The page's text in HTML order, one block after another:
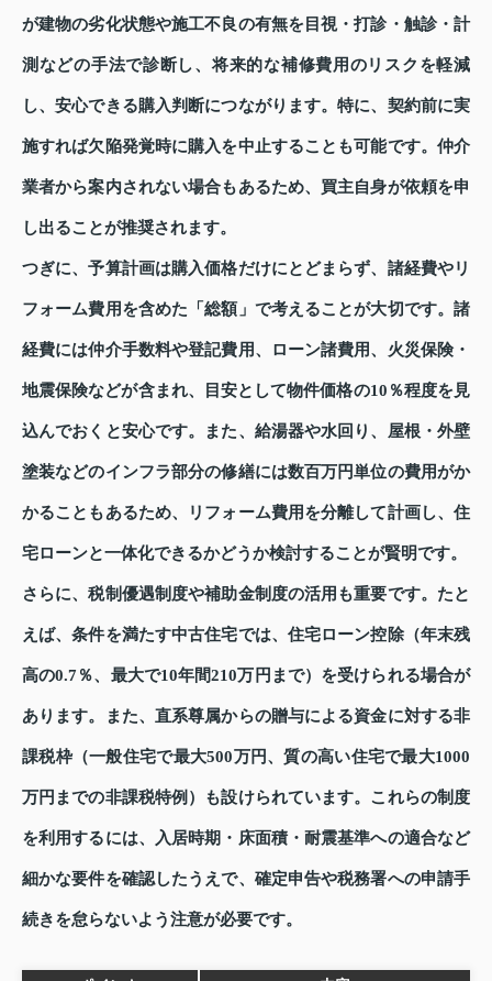
が建物の劣化状態や施工不良の有無を目視・打診・触診・計
測などの手法で診断し、将来的な補修費用のリスクを軽減
し、安心できる購入判断につながります。特に、契約前に実
施すれば欠陥発覚時に購入を中止することも可能です。仲介
業者から案内されない場合もあるため、買主自身が依頼を申
し出ることが推奨されます。
つぎに、予算計画は購入価格だけにとどまらず、諸経費やリ
フォーム費用を含めた「総額」で考えることが大切です。諸
経費には仲介手数料や登記費用、ローン諸費用、火災保険・
地震保険などが含まれ、目安として物件価格の10％程度を見
込んでおくと安心です。また、給湯器や水回り、屋根・外壁
塗装などのインフラ部分の修繕には数百万円単位の費用がか
かることもあるため、リフォーム費用を分離して計画し、住
宅ローンと一体化できるかどうか検討することが賢明です。
さらに、税制優遇制度や補助金制度の活用も重要です。たと
えば、条件を満たす中古住宅では、住宅ローン控除（年末残
高の0.7％、最大で10年間210万円まで）を受けられる場合が
あります。また、直系尊属からの贈与による資金に対する非
課税枠（一般住宅で最大500万円、質の高い住宅で最大1000
万円までの非課税特例）も設けられています。これらの制度
を利用するには、入居時期・床面積・耐震基準への適合など
細かな要件を確認したうえで、確定申告や税務署への申請手
続きを怠らないよう注意が必要です。